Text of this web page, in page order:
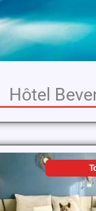
Hôtel